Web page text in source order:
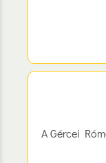
A Gércei